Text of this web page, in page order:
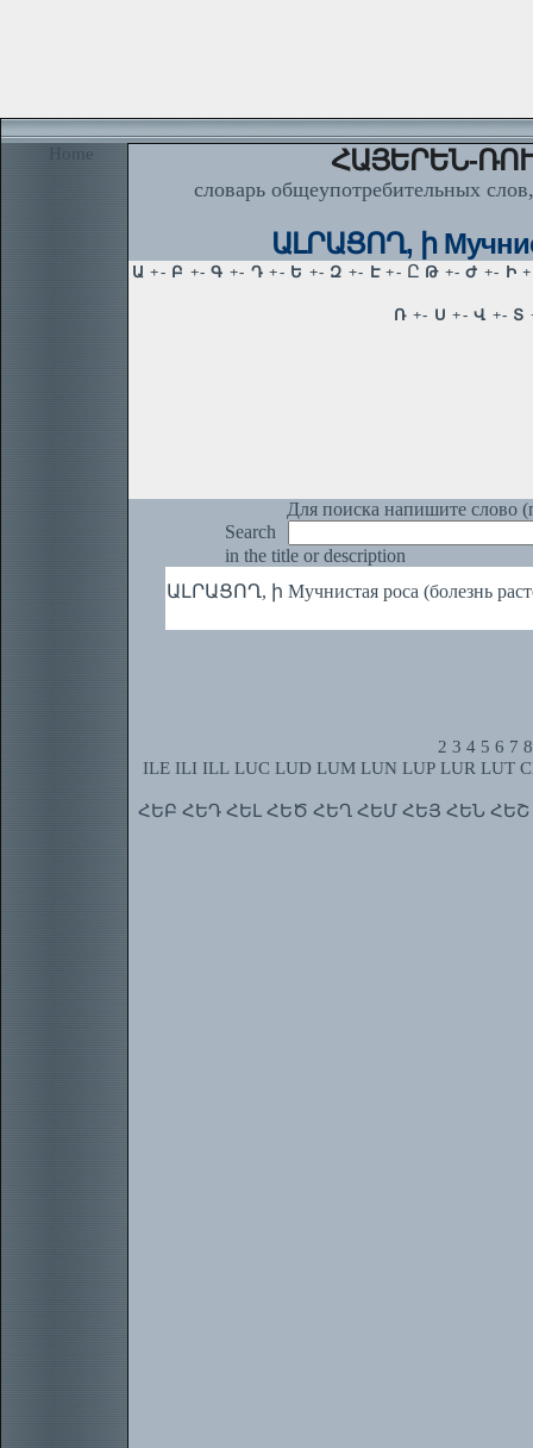
Home ՀԱՅԵՐԵՆ-
словарь общеупотребительных
ԱԼՐԱՑՈՂ, ի
Для поиска напишите слово
Search
in the title or description
ԱԼՐԱՑՈՂ, ի Мучнистая роса (болезнь
2 3 4 5 6 7 8
ILE ILI ILL LUC LUD LUM LUN LUP LUR LUT
ՀԵԲ ՀԵԴ ՀԵԼ ՀԵԾ ՀԵՂ ՀԵՄ ՀԵՅ ՀԵՆ ՀԵՇ